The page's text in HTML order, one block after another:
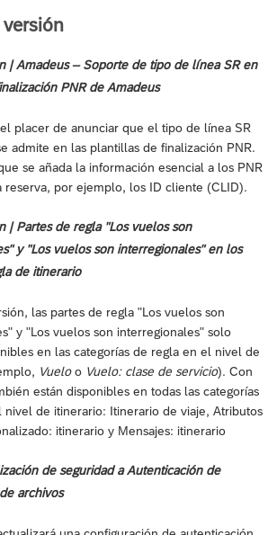
| Amadeus – Soporte de tipo de línea SR en
PNR de Amadeus
placer de anunciar que el tipo de línea SR
admite en las plantillas de finalización PNR.
se añada la información esencial a los PNR
reserva, por ejemplo, los ID cliente (CLID).
| Partes de regla "Los vuelos son
y "Los vuelos son interregionales" en los
de itinerario
las partes de regla "Los vuelos son
y "Los vuelos son interregionales" solo
en las categorías de regla en el nivel de
Vueloo Vuelo: clase de servicio). Con
están disponibles en todas las categorías
nivel de itinerario: Itinerario de viaje, Atributos
itinerario y Mensajes: itinerario
de seguridad a Autenticación de
archivos